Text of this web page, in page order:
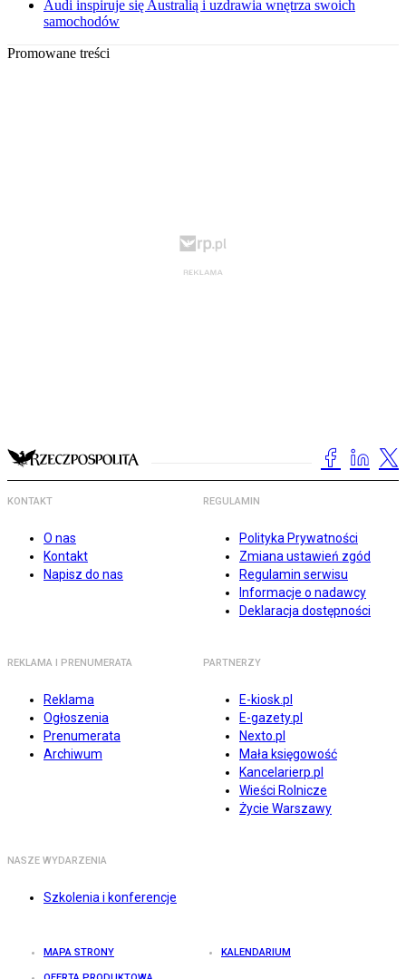
Audi inspiruje się Australią i uzdrawia wnętrza swoich
samochodów
Promowane treści
KONTAKT
O nas
Kontakt
Napisz do nas
REGULAMIN
Polityka Prywatności
Zmiana ustawień zgód
Regulamin serwisu
Informacje o nadawcy
Deklaracja dostępności
REKLAMA I PRENUMERATA
Reklama
Ogłoszenia
Prenumerata
Archiwum
PARTNERZY
E-kiosk.pl
E-gazety.pl
Nexto.pl
Mała księgowość
Kancelarierp.pl
Wieści Rolnicze
Życie Warszawy
NASZE WYDARZENIA
Szkolenia i konferencje
MAPA STRONY KALENDARIUM